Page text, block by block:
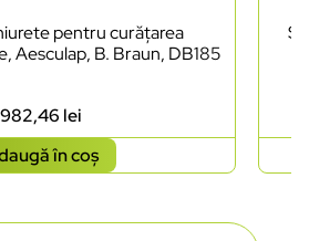
pentru curățarea
Aesculap, B. Braun, DB185
lei
în coș